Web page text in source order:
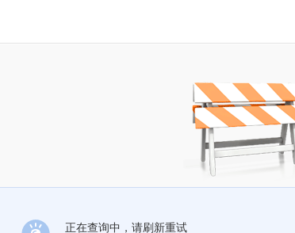
正在查询中，请刷新重试